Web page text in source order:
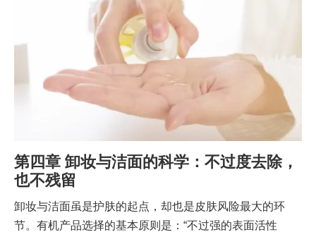
第四章 卸妆与洁面的科学：不过度去除，
也不残留
卸妆与洁面虽是护肤的起点，却也是皮肤风险最大的环
节。有机产品选择的基本原则是：“不过强的表面活性